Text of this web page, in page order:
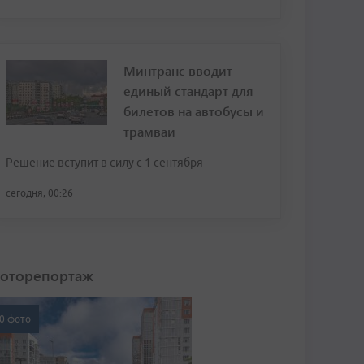
Минтранс вводит
единый стандарт для
билетов на автобусы и
трамваи
Решение вступит в силу с 1 сентября
сегодня, 00:26
фото